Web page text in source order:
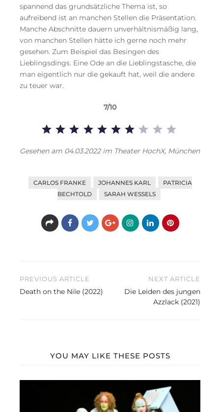
spannend das grundsätzliche Thema ist, so
aufreibend ist an manchen Stellen die Präsentation.
Manche Abschnitte dauern unverhältnismäßig lang,
von manchen Stellen hätte ich gerne noch mehr
gesehen. Zum Beispiel das Besingen des
Lieblingsdings. Eine Ode an die Lieblingstasche, die
man eigentlich nur die gekauft hat, weil die andere
zu teuer war.
7/10
Gesehen am 04.03.2022 im Theater HochX, München
CARLOS FRANKE JOHANNES KARL
PATRICIA
BECHTOLD
SARAH WESSELS
Beitragsnavigation
PREVIOUS ARTICLE
Death on the Nile (2022)
NEXT ARTICLE
Die Leiden des jungen
Azzlack (2021)
YOU MAY LIKE THESE POSTS